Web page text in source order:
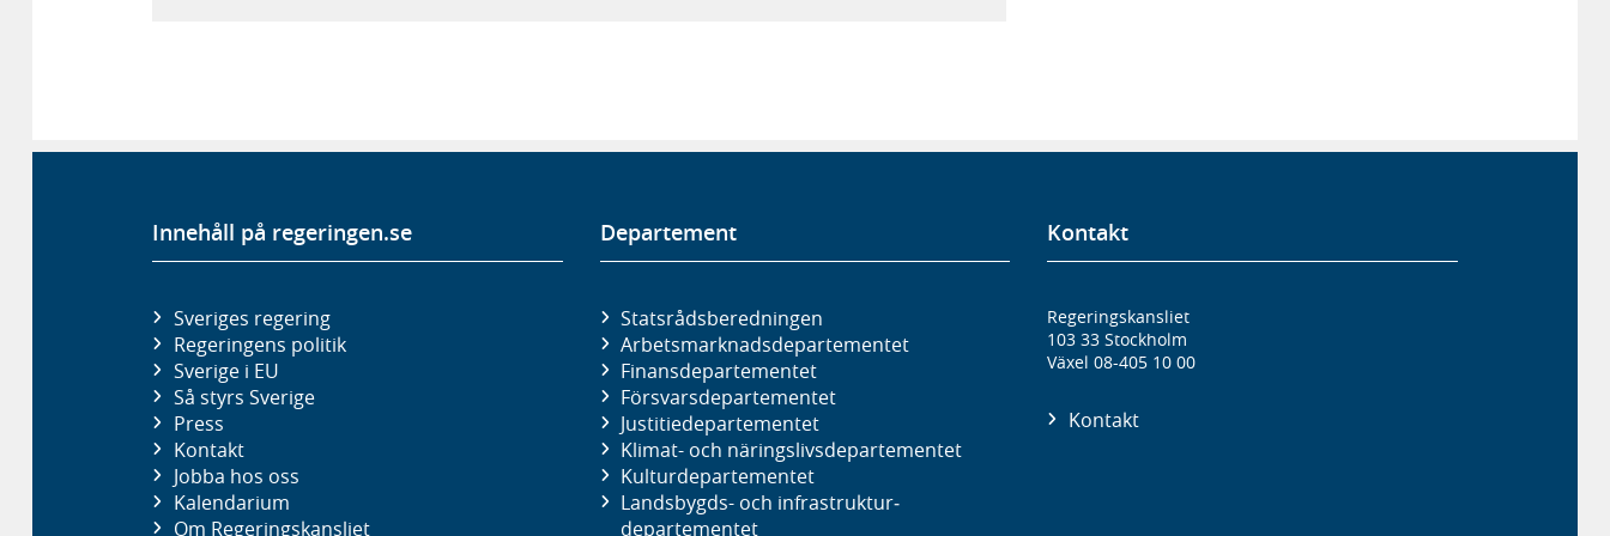
Innehåll på regeringen.se
Sveriges regering
Regeringens politik
Sverige i EU
Så styrs Sverige
Press
Kontakt
Jobba hos oss
Kalendarium
Om Regeringskansliet
Departement
Statsrådsberedningen
Arbetsmarknads­departementet
Finans­departementet
Försvars­departementet
Justitie­departementet
Klimat- och näringslivs­departementet
Kultur­departementet
Landsbygds- och infrastruktur­
departementet
Kontakt
Regeringskansliet
103 33 Stockholm
Växel 08-405 10 00
Kontakt